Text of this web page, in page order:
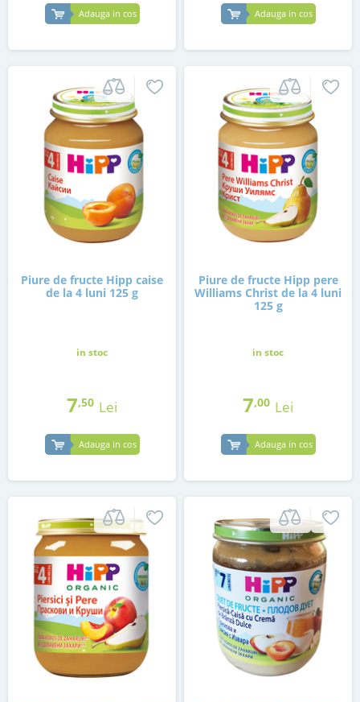
Adauga in cos Adauga in cos
Piure de fructe Hipp caise
de la 4 luni 125 g
in stoc
7,50 Lei
Adauga in cos
Piure de fructe Hipp pere
Williams Christ de la 4 luni
125 g
in stoc
7,00 Lei
Adauga in cos